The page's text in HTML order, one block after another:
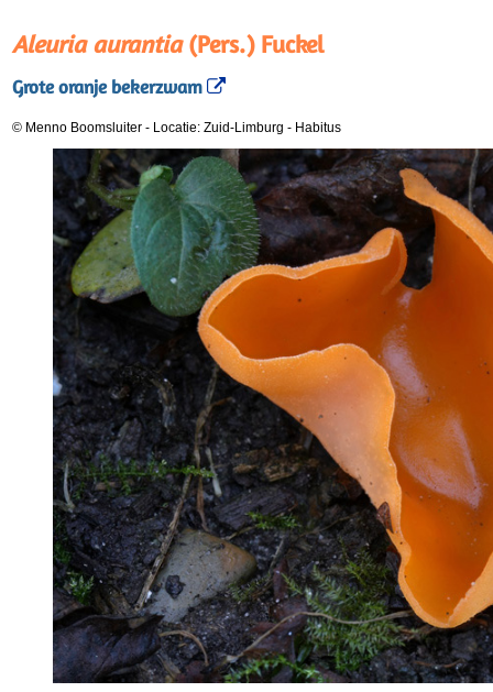
Aleuria aurantia(Pers.) Fuckel
Grote oranje bekerzwam
© Menno Boomsluiter - Locatie: Zuid-Limburg - Habitus